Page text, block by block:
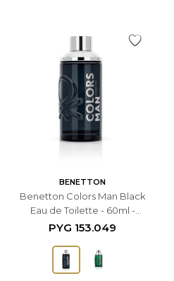
BENETTON
Benetton Colors Man Black
Eau de Toilette - 60ml -
Masculino
PYG 153.049